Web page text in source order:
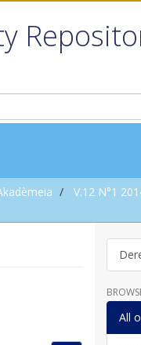
V.12 N°1
All